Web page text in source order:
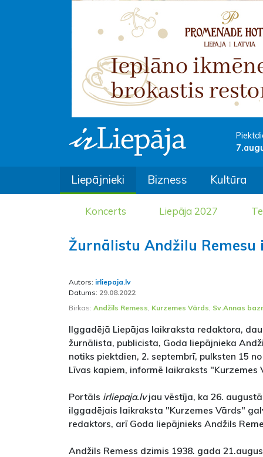
Liepājnieki Bizness Kultūra
Koncerts Liepāja 2027
Žurnālistu Andžilu Remesu
Autors: irliepaja.lv
Datums: 29.08.2022
Birkas: Andžils Remess, Kurzemes Vārds, Sv.Annas
Ilggadējā Liepājas laikraksta redaktora,
žurnālista, publicista, Goda liepājnieka
notiks piektdien, 2. septembrī, pulksten 15
Līvas kapiem, informē laikraksts "Kurzemes
Portāls irliepaja.lvjau vēstīja, ka 26.
ilggadējais laikraksta "Kurzemes Vārds"
redaktors, arī Goda liepājnieks Andžils
Andžils Remess dzimis 1938. gada